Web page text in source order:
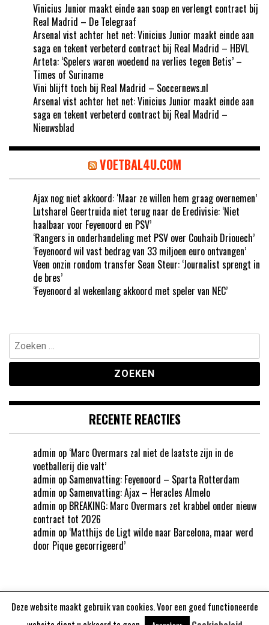
Vinicius Junior maakt einde aan soap en verlengt contract bij
Real Madrid – De Telegraaf
Arsenal vist achter het net: Vinicius Junior maakt einde aan
saga en tekent verbeterd contract bij Real Madrid – HBVL
Arteta: ‘Spelers waren woedend na verlies tegen Betis’ –
Times of Suriname
Vini blijft toch bij Real Madrid – Soccernews.nl
Arsenal vist achter het net: Vinicius Junior maakt einde aan
saga en tekent verbeterd contract bij Real Madrid –
Nieuwsblad
VOETBAL4U.COM
Ajax nog niet akkoord: ‘Maar ze willen hem graag overnemen’
Lutsharel Geertruida niet terug naar de Eredivisie: ‘Niet
haalbaar voor Feyenoord en PSV’
‘Rangers in onderhandeling met PSV over Couhaib Driouech’
‘Feyenoord wil vast bedrag van 33 miljoen euro ontvangen’
Veen onzin rondom transfer Sean Steur: ‘Journalist sprengt in
de bres’
‘Feyenoord al wekenlang akkoord met speler van NEC’
Zoeken
naar:
RECENTE REACTIES
admin op ‘Marc Overmars zal niet de laatste zijn in de
voetballerij die valt’
admin op Samenvatting: Feyenoord – Sparta Rotterdam
admin op Samenvatting: Ajax – Heracles Almelo
admin op BREAKING: Marc Overmars zet krabbel onder nieuw
contract tot 2026
admin op ‘Matthijs de Ligt wilde naar Barcelona, maar werd
door Pique gecorrigeerd’
Deze website maakt gebruik van cookies. Voor een goed functioneerde